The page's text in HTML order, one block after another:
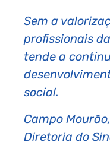
Sem a
profissionais
tende a
social.
Campo
Diretoria do